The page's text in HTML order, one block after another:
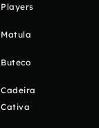
Players
Matula
Buteco
Cadeira
Cativa